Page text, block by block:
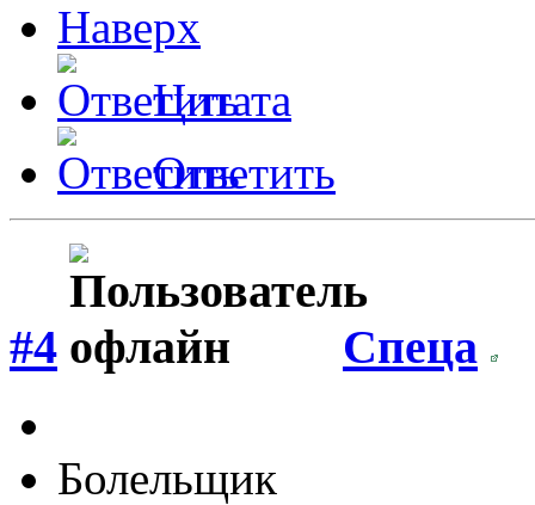
Наверх
Цитата
Ответить
#4 Спеца
Болельщик